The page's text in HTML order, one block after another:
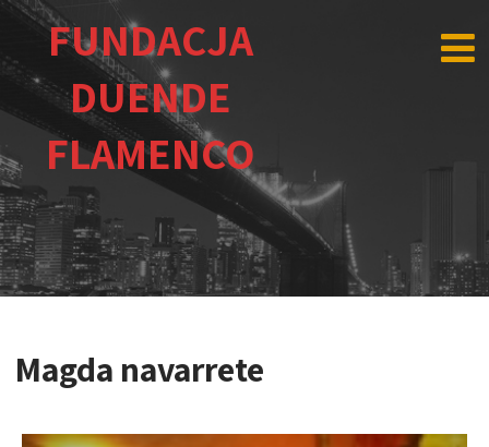
FUNDACJA
DUENDE
FLAMENCO
Magda navarrete